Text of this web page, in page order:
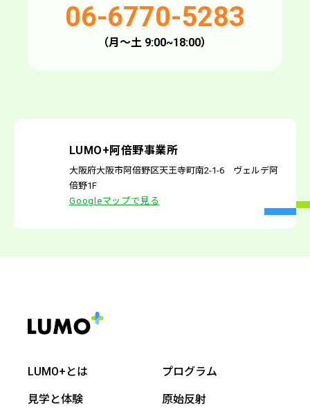
06-6770-5283
（月〜土 9:00~18:00）
LUMO+阿倍野事業所
大阪府大阪市阿倍野区天王寺町南2-1-6 ヴェルデ阿
倍野1F
Googleマップで見る
LUMO+とは プログラム
見学と体験 原始反射